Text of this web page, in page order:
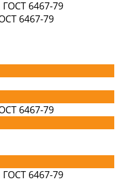
6467-79
6467-79